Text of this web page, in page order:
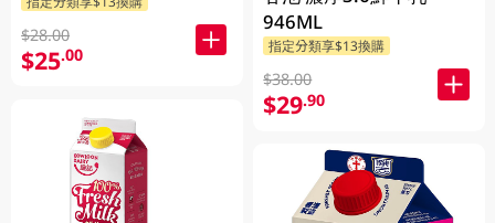
$28.00
$25.00
946ML
指定分類享$13換購
$38.00
$29.90